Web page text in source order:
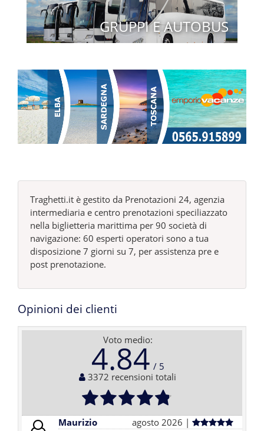
GRUPPI E AUTOBUS
Traghetti.it è gestito da Prenotazioni 24, agenzia
intermediaria e centro prenotazioni speciliazzato
nella biglietteria marittima per 90 società di
navigazione: 60 esperti operatori sono a tua
disposizione 7 giorni su 7, per assistenza pre e
post prenotazione.
Opinioni dei clienti
Voto medio:
4.84
3372 recensioni totali
Maurizio agosto 2026 |